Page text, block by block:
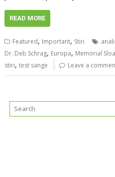
READ MORE
Featured, Important, Stiri
Dr. Deb Schrag, Europa, Memorial
stiri,test sange Leave a